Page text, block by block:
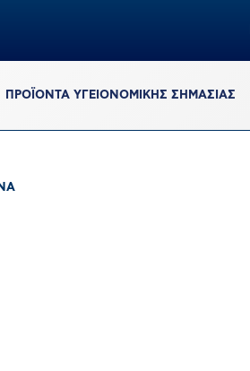
ΠΡΟΪΟΝΤΑ ΥΓΕΙΟΝΟΜΙΚΗΣ ΣΗΜΑΣΙΑΣ